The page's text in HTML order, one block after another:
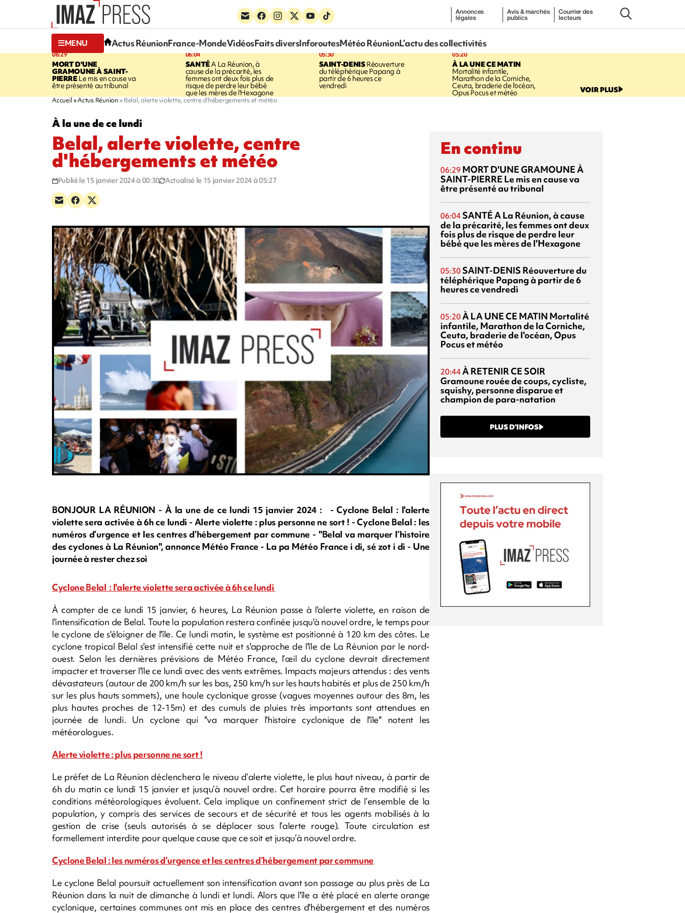
Annonces
légales
Avis & marchés
publics
Courrier des
lecteurs
MENU Actus RéunionFrance-MondeVidéosFaits diversInforoutesMétéo RéunionL’actu des collectivités
06:29
MORT D'UNE
GRAMOUNE À SAINT-
PIERRELe mis en cause va
être présenté au tribunal
06:04
SANTÉA La Réunion, à
cause de la précarité, les
femmes ont deux fois plus de
risque de perdre leur bébé
que les mères de l'Hexagone
05:30
SAINT-DENISRéouverture
du téléphérique Papang à
partir de 6 heures ce
vendredi
05:20
À LA UNE CE MATIN
Mortalité infantile,
Marathon de la Corniche,
Ceuta, braderie de l'océan,
Opus Pocus et météo VOIR PLUS
Accueil Actus Réunion Belal, alerte violette, centre d'hébergements et météo
À la une de ce lundi
Belal, alerte violette, centre
d'hébergements et météo
Publié le 15 janvier 2024 à 00:30 Actualisé le 15 janvier 2024 à 05:27
BONJOUR LA RÉUNION - À la une de ce lundi 15 janvier 2024 : - Cyclone Belal : l'alerte
violette sera activée à 6h ce lundi - Alerte violette : plus personne ne sort ! - Cyclone Belal : les
numéros d’urgence et les centres d’hébergement par commune - "Belal va marquer l’histoire
des cyclones à La Réunion", annonce Météo France - La pa Météo France i di, sé zot i di - Une
journée à rester chez soi
Cyclone Belal : l'alerte violette sera activée à 6h ce lundi
À compter de ce lundi 15 janvier, 6 heures, La Réunion passe à l'alerte violette, en raison de
l'intensification de Belal. Toute la population restera confinée jusqu'à nouvel ordre, le temps pour
le cyclone de s'éloigner de l'île. Ce lundi matin, le système est positionné à 120 km des côtes. Le
cyclone tropical Belal s'est intensifié cette nuit et s'approche de l'île de La Réunion par le nord-
ouest. Selon les dernières prévisions de Météo France, l’œil du cyclone devrait directement
impacter et traverser l'île ce lundi avec des vents extrêmes. Impacts majeurs attendus : des vents
dévastateurs (autour de 200 km/h sur les bas, 250 km/h sur les hauts habités et plus de 250 km/h
sur les plus hauts sommets), une houle cyclonique grosse (vagues moyennes autour des 8m, les
plus hautes proches de 12-15m) et des cumuls de pluies très importants sont attendues en
journée de lundi. Un cyclone qui "va marquer l'histoire cyclonique de l'île" notent les
météorologues.
Alerte violette : plus personne ne sort !
Le préfet de La Réunion déclenchera le niveau d’alerte violette, le plus haut niveau, à partir de
6h du matin ce lundi 15 janvier et jusqu’à nouvel ordre. Cet horaire pourra être modifié si les
conditions météorologiques évoluent. Cela implique un confinement strict de l’ensemble de la
population, y compris des services de secours et de sécurité et tous les agents mobilisés à la
gestion de crise (seuls autorisés à se déplacer sous l’alerte rouge). Toute circulation est
formellement interdite pour quelque cause que ce soit et jusqu’à nouvel ordre.
Cyclone Belal : les numéros d’urgence et les centres d’hébergement par commune
Le cyclone Belal poursuit actuellement son intensification avant son passage au plus près de La
Réunion dans la nuit de dimanche à lundi et lundi. Alors que l'île a été placé en alerte orange
cyclonique, certaines communes ont mis en place des centres d'hébergement et des numéros
En continu
06:29 MORT D'UNE GRAMOUNE À
SAINT-PIERRE Le mis en cause va
être présenté au tribunal
06:04 SANTÉA La Réunion, à cause
de la précarité, les femmes ont deux
fois plus de risque de perdre leur
bébé que les mères de l'Hexagone
05:30 SAINT-DENIS Réouverture du
téléphérique Papang à partir de 6
heures ce vendredi
05:20À LA UNE CE MATIN Mortalité
infantile, Marathon de la Corniche,
Ceuta, braderie de l'océan, Opus
Pocus et météo
20:44À RETENIR CE SOIR
Gramoune rouée de coups, cycliste,
squishy, personne disparue et
champion de para-natation
PLUS D’INFOS